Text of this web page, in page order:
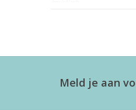
Meld je aan